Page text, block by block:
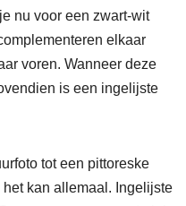
nu voor een zwart-wit
elkaar
voren. Wanneer deze
is een ingelijste
tot een pittoreske
kan allemaal. Ingelijste